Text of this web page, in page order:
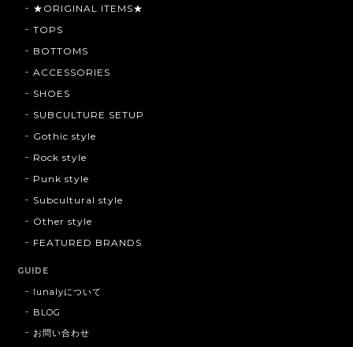
★ORIGINAL ITEMS★
TOPS
BOTTOMS
ACCESSORIES
SHOES
SUBCULTURE SETUP
Gothic style
Rock style
Punk style
Subcultural style
Other style
FEATURED BRANDS
GUIDE
lunalyについて
BLOG
お問い合わせ